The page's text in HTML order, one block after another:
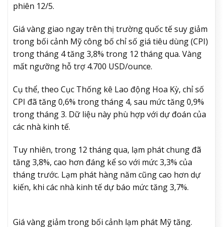
phiên 12/5.
Giá vàng giao ngay trên thị trường quốc tế suy giảm
trong bối cảnh Mỹ công bố chỉ số giá tiêu dùng (CPI)
trong tháng 4 tăng 3,8% trong 12 tháng qua. Vàng
mất ngưỡng hỗ trợ 4.700 USD/ounce.
Cụ thể, theo Cục Thống kê Lao động Hoa Kỳ, chỉ số
CPI đã tăng 0,6% trong tháng 4, sau mức tăng 0,9%
trong tháng 3. Dữ liệu này phù hợp với dự đoán của
các nhà kinh tế.
Tuy nhiên, trong 12 tháng qua, lạm phát chung đã
tăng 3,8%, cao hơn đáng kể so với mức 3,3% của
tháng trước. Lạm phát hàng năm cũng cao hơn dự
kiến, khi các nhà kinh tế dự báo mức tăng 3,7%.
Giá vàng giảm trong bối cảnh lạm phát Mỹ tăng.